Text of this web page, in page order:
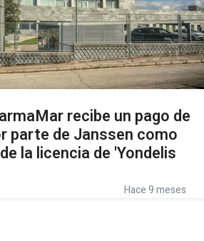
recibe un pago de
parte de Janssen como
la licencia de 'Yondelis
Hace 9 meses